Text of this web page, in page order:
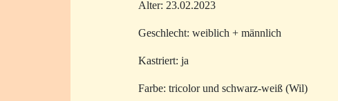
Alter: 23.02.2023
Geschlecht: weiblich + männlich
Kastriert: ja
Farbe: tricolor und schwarz-weiß (Wil)